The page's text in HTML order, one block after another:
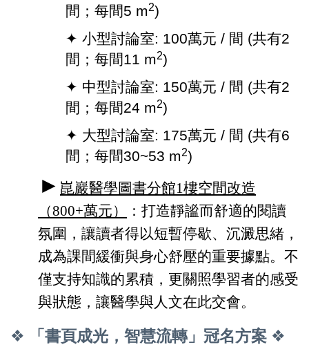
間；每間5 m2)
✦ 小型討論室: 100萬元 / 間 (共有2
間；每間11 m2)
✦ 中型討論室: 150萬元 / 間 (共有2
間；每間24 m2)
✦ 大型討論室: 175萬元 / 間 (共有6
間；每間30~53 m2)
► 崑巖醫學圖書分館1樓空間改造
（800+萬元）
：打造靜謐而舒適的閱讀
氛圍，讓讀者得以短暫停歇、沉澱思緒，
成為課間緩衝與身心舒壓的重要據點。不
僅支持知識的累積，更關照學習者的感受
與狀態，讓醫學與人文在此交會。
❖ 「書頁成光，智慧流轉」冠名方案 ❖